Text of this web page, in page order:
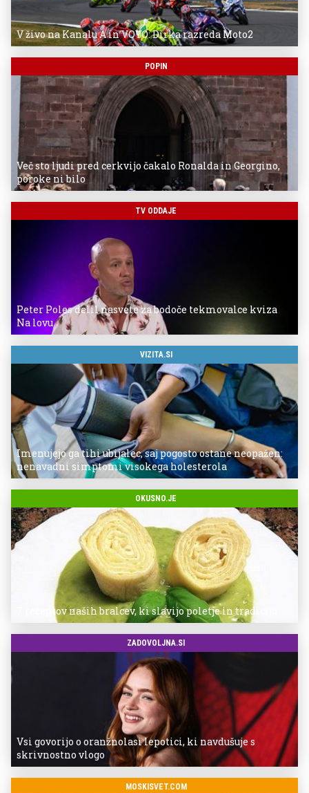
V živo na Kanalu A in VOYO: Dirka razreda Moto2
POPIN
Več sto ljudi pred cerkvijo čakalo Ronalda in Georgino,
poroke ni bilo
TV ODDAJE
Peter Poles delil nasvete za bodoče tekmovalce kviza
Na lovu
VIZITA.SI
Imenujejo ga tihi ubijalec, saj pogosto ostane neopažen:
nenavadni simptomi visokega holesterola
OKUSNO.JE
7 receptov naših bralcev, ki slavijo poletje in tradicijo
ZADOVOLJNA.SI
Vsi govorijo o oranžnolasi lepotici, ki navdušuje s
skrivnostno vlogo
MOSKISVET.COM